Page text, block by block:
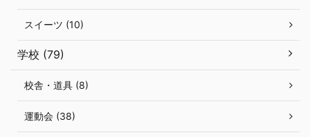
スイーツ (10)
学校 (79)
校舎・道具 (8)
運動会 (38)